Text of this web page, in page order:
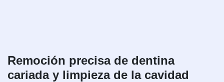
Remoción precisa de dentina
cariada y limpieza de la cavidad